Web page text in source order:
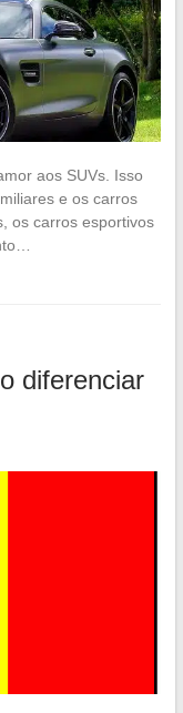
aos SUVs. Isso
e os carros
os carros esportivos
diferenciar